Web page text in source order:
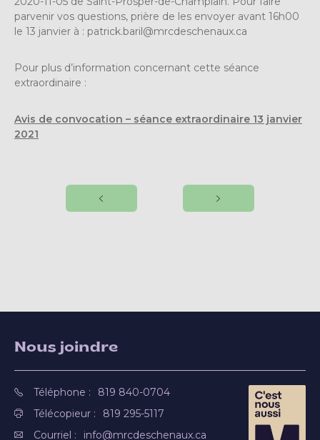
parvenir vos questions, prière de les envoyer avant 16h00
le 13 janvier à : patrick.baril@mrcdeschenaux.ca
Pour plus d’information concernant cette séance
extraordinaire :
Avis de convocation – séance extraordinaire 13 janvier
2021
Nous joindre
Téléphone :
819 840-0704
Télécopieur :
819 295-5117
Courriel :
info@mrcdeschenaux.ca